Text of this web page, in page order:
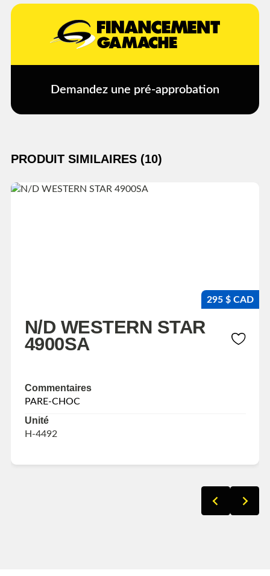
Demandez une pré-approbation
PRODUIT SIMILAIRES (10)
295 $ CAD
N/D WESTERN STAR
4900SA
Commentaires
PARE-CHOC
Unité
H-4492